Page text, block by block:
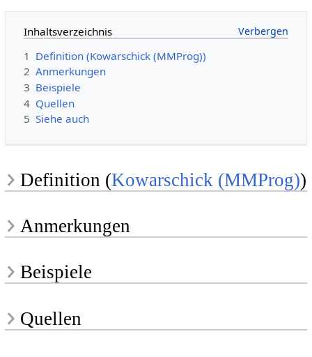
Inhaltsverzeichnis
1 Definition (Kowarschick (MMProg))
2 Anmerkungen
3 Beispiele
4 Quellen
5 Siehe auch
Definition (Kowarschick (MMProg))
Anmerkungen
Beispiele
Quellen